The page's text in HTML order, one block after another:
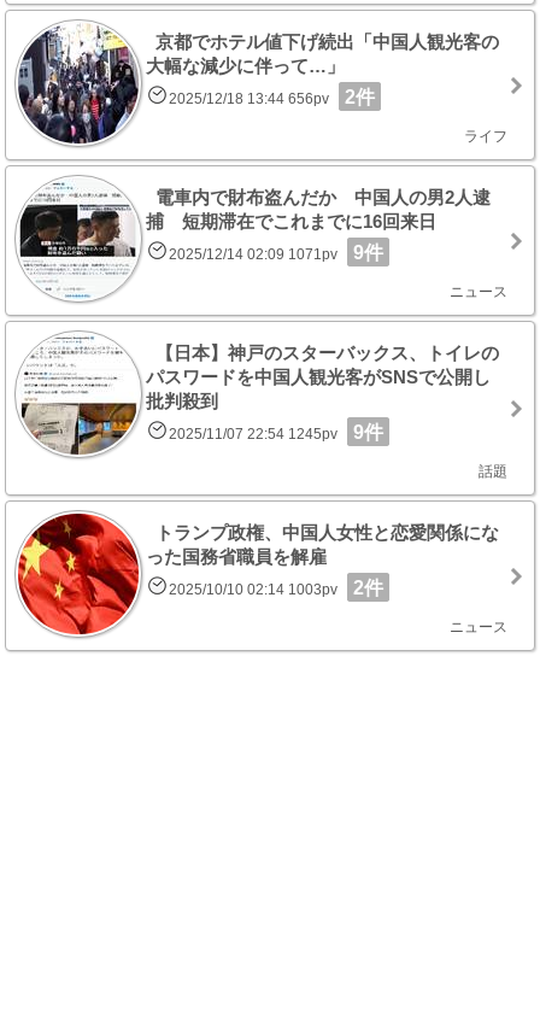
京都でホテル値下げ続出「中国人観光客の
大幅な減少に伴って…」
2025/12/18 13:44 656pv 2件
ライフ
電車内で財布盗んだか 中国人の男2人逮
捕 短期滞在でこれまでに16回来日
2025/12/14 02:09 1071pv 9件
ニュース
【日本】神戸のスターバックス、トイレの
パスワードを中国人観光客がSNSで公開し
批判殺到
2025/11/07 22:54 1245pv 9件
話題
トランプ政権、中国人女性と恋愛関係にな
った国務省職員を解雇
2025/10/10 02:14 1003pv 2件
ニュース